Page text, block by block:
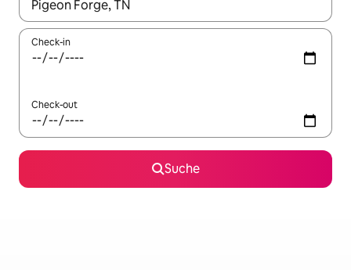
Wenn Ergebnisse verfügbar sind, navigiere mit den
Check-in
Check-out
Suche